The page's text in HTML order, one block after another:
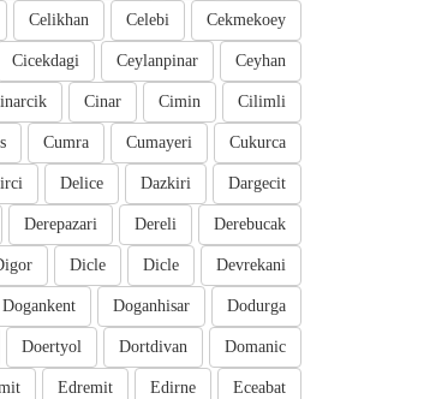
Cekmekoey
Celebi
Celikhan
Ceyhan
Ceylanpinar
Cicekdagi
Cilimli
Cimin
Cinar
Cukurca
Cumayeri
Cumra
Dargecit
Dazkiri
Delice
Derebucak
Dereli
Derepazari
Devrekani
Dicle
Dicle
Dodurga
Doganhisar
Dogankent
Domanic
Dortdivan
Doertyol
Eceabat
Edirne
Edremit